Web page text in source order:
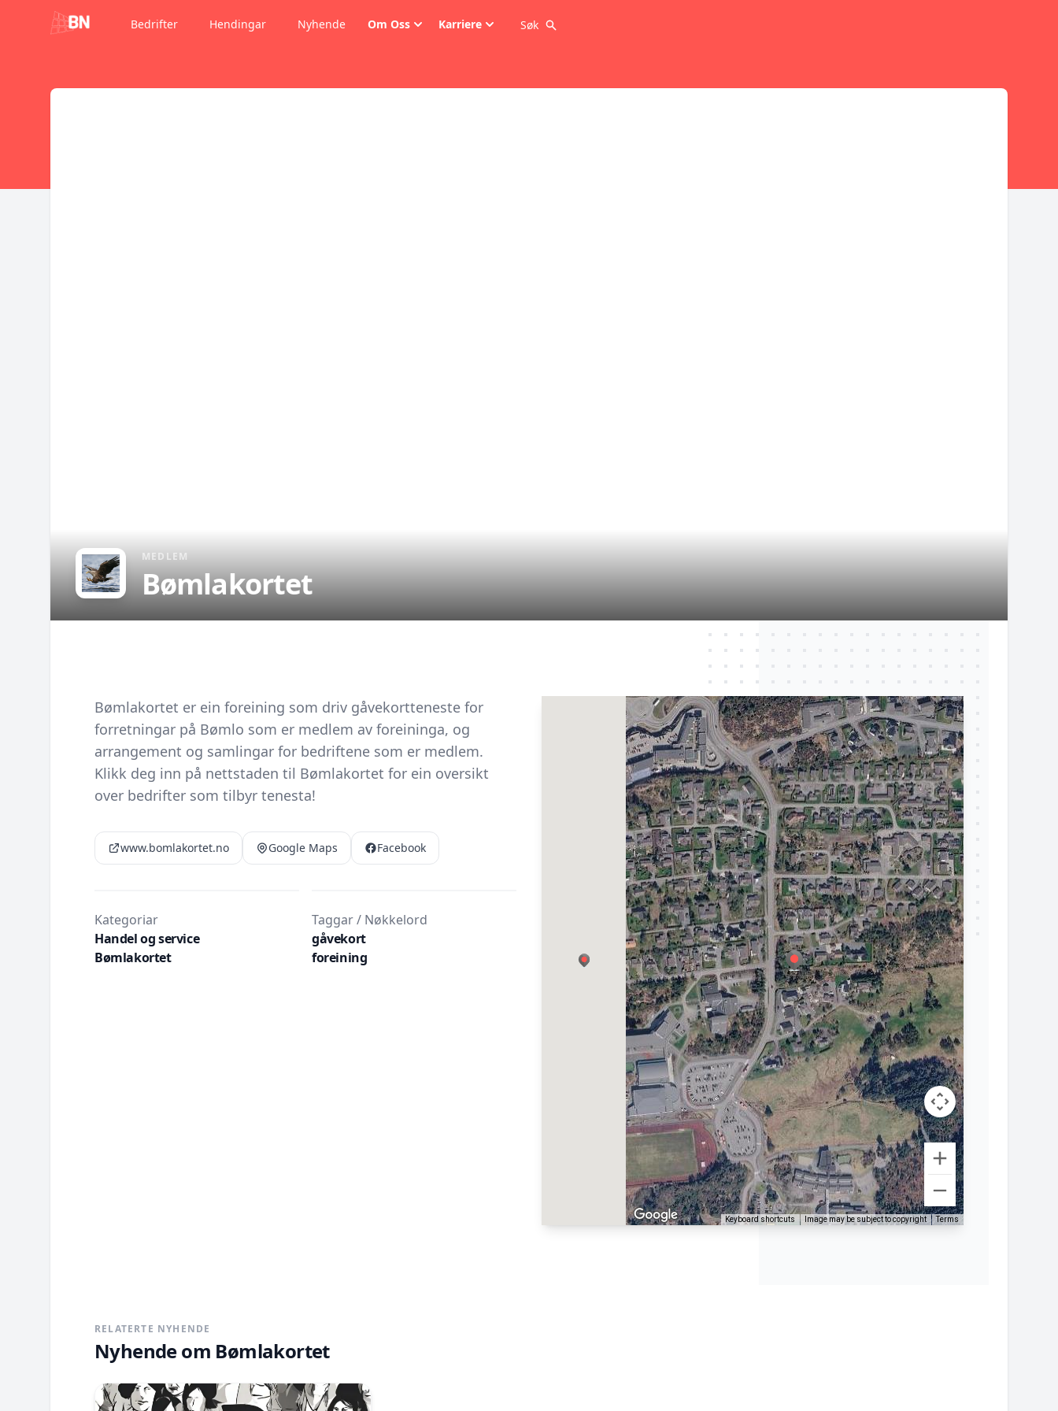
Bedrifter Hendingar Nyhende Om Oss Karriere Søk
MEDLEM
Bømlakortet
Keyboard shortcuts Image may be subject to copyright Terms
Bømlakortet er ein foreining som driv gåvekortteneste for
forretningar på Bømlo som er medlem av foreininga, og
arrangement og samlingar for bedriftene som er medlem.
Klikk deg inn på nettstaden til Bømlakortet for ein oversikt
over bedrifter som tilbyr tenesta!
www.bomlakortet.no Google Maps Facebook
Kategoriar
Handel og service
Bømlakortet
Taggar / Nøkkelord
gåvekort
foreining
RELATERTE NYHENDE
Nyhende om Bømlakortet